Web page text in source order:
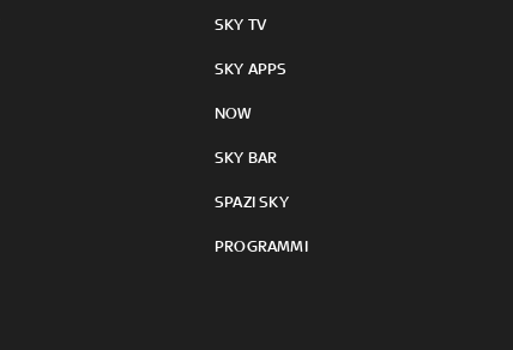
SKY TV
SKY APPS
NOW
SKY BAR
SPAZI SKY
PROGRAMMI